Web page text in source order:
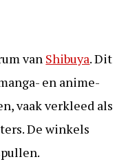
van Shibuya. Dit
en anime-
vaak verkleed als
De winkels